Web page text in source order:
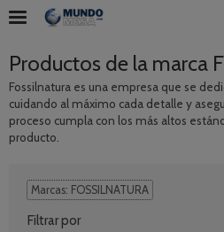
Productos de la marca
Fossilnatura es una empresa que se
cuidando al máximo cada detalle y
proceso cumpla con los más altos
producto.
Marcas: FOSSILNATURA
Filtrar por